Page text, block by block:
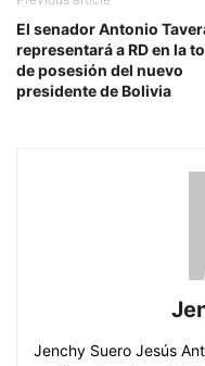
El senador Antonio
representará a RD en la
de posesión del nuevo
presidente de Bolivia
Jenchy Suero Jesús